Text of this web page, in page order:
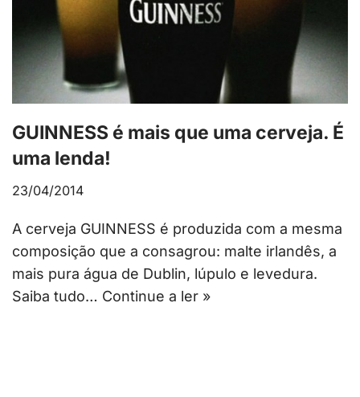
GUINNESS é mais que uma cerveja. É
uma lenda!
23/04/2014
A cerveja GUINNESS é produzida com a mesma
composição que a consagrou: malte irlandês, a
mais pura água de Dublin, lúpulo e levedura.
Saiba tudo… Continue a ler »